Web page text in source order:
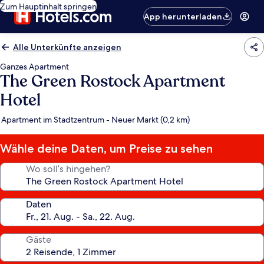
Zum Hauptinhalt springen
App herunterladen
Alle Unterkünfte anzeigen
Ganzes Apartment
The Green Rostock Apartment
Hotel
Apartment im Stadtzentrum - Neuer Markt (0,2 km)
Wähle deine Daten, um Preise zu sehen
Wo soll’s hingehen?
Daten
Gäste